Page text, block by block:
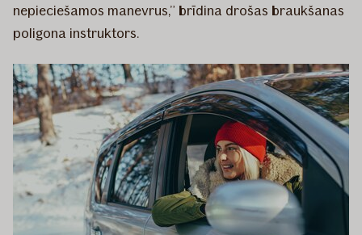
nepieciešamos manevrus,” brīdina drošas braukšanas
poligona instruktors.